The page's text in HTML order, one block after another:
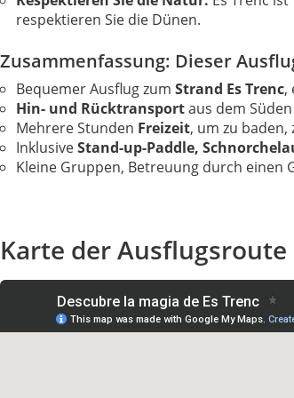
respektieren Sie die Dünen.
Zusammenfassung: Dieser
Bequemer Ausflug zum Strand Es Trenc,
Hin- und Rücktransportaus dem
Mehrere Stunden Freizeit, um zu
InklusiveStand-up-Paddle,
Kleine Gruppen, Betreuung durch einen
Karte der Ausflugsroute